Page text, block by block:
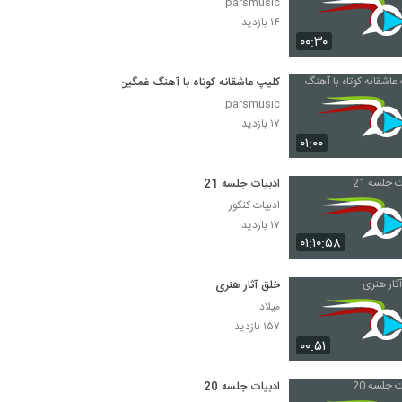
۰۰:۳۰
۱۴ بازدید
۰۱:۰۰
کلیپ عاشقانه کوتاه با آهنگ غمگین
parsmusic
۱۷ بازدید
۰۱:۱۰:۵۸
ادبیات جلسه 21
ادبیات کنکور
۱۷ بازدید
۰۰:۵۱
خلق آثار هنری
میلاد
۱۵۷ بازدید
ادبیات جلسه 20